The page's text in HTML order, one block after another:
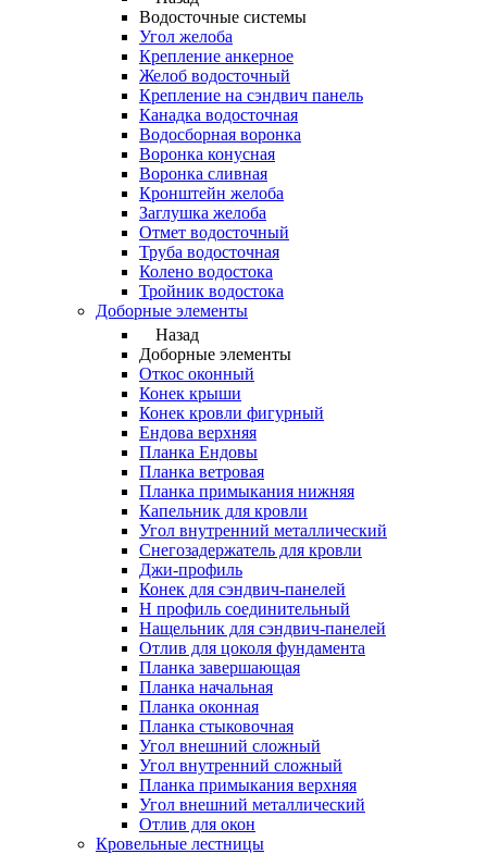
Водосточные системы
Угол желоба
Крепление анкерное
Желоб водосточный
Крепление на сэндвич панель
Канадка водосточная
Водосборная воронка
Воронка конусная
Воронка сливная
Кронштейн желоба
Заглушка желоба
Отмет водосточный
Труба водосточная
Колено водостока
Тройник водостока
Доборные элементы
Назад
Доборные элементы
Откос оконный
Конек крыши
Конек кровли фигурный
Ендова верхняя
Планка Ендовы
Планка ветровая
Планка примыкания нижняя
Капельник для кровли
Угол внутренний металлический
Снегозадержатель для кровли
Джи-профиль
Конек для сэндвич-панелей
Н профиль соединительный
Нащельник для сэндвич-панелей
Отлив для цоколя фундамента
Планка завершающая
Планка начальная
Планка оконная
Планка стыковочная
Угол внешний сложный
Угол внутренний сложный
Планка примыкания верхняя
Угол внешний металлический
Отлив для окон
Кровельные лестницы